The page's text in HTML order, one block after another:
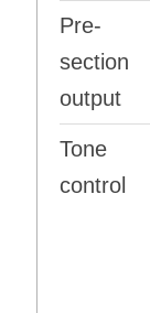
Pre-
section
output
Tone
control